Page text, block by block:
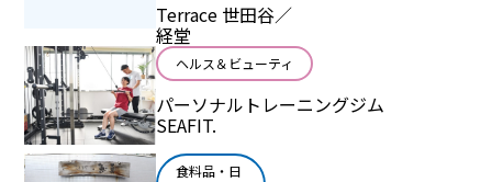
Terrace 世田谷／
経堂
ヘルス＆ビューティ
パーソナルトレーニングジム
SEAFIT.
食料品・日